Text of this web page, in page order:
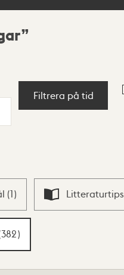
Filtrera på tid
(1) Litteraturtips
382)